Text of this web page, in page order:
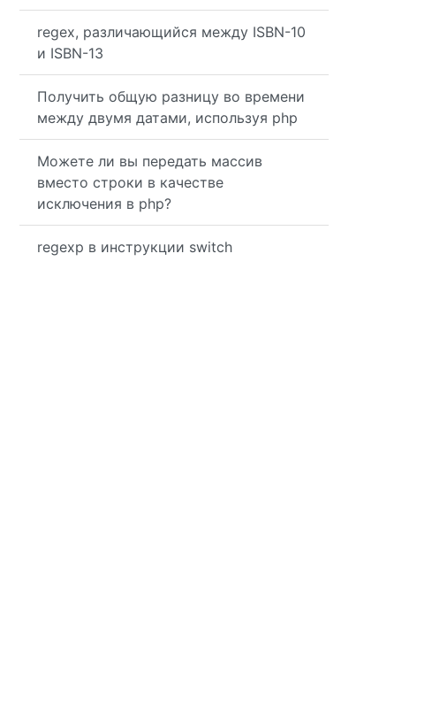
regex, различающийся между ISBN-10
и ISBN-13
Получить общую разницу во времени
между двумя датами, используя php
Можете ли вы передать массив
вместо строки в качестве
исключения в php?
regexp в инструкции switch